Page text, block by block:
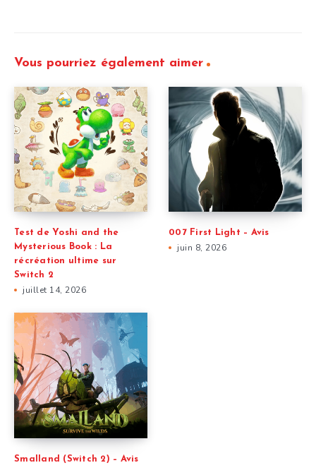
Vous pourriez également aimer
Test de Yoshi and the
Mysterious Book : La
récréation ultime sur
Switch 2
juillet 14, 2026
007 First Light – Avis
juin 8, 2026
Smalland (Switch 2) – Avis